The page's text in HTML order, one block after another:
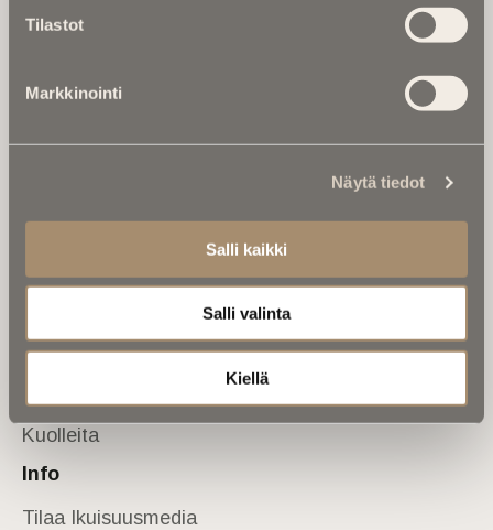
Tilastot
Markkinointi
Näytä tiedot
Salli kaikki
Salli valinta
Kiellä
valtakunnallinen mediabrändi. Julkaisemme uusimmat
kuolinuutiset ja kuolintiedot.
Anna palautetta
Muistokirjoituksia
Kuolema koskettaa
Asiantuntijoilta
Kuolleita
Info
Tilaa Ikuisuusmedia